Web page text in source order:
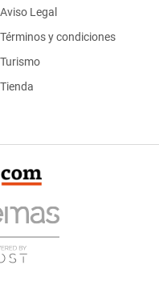
Aviso Legal
Términos y condiciones
Turismo
Tienda